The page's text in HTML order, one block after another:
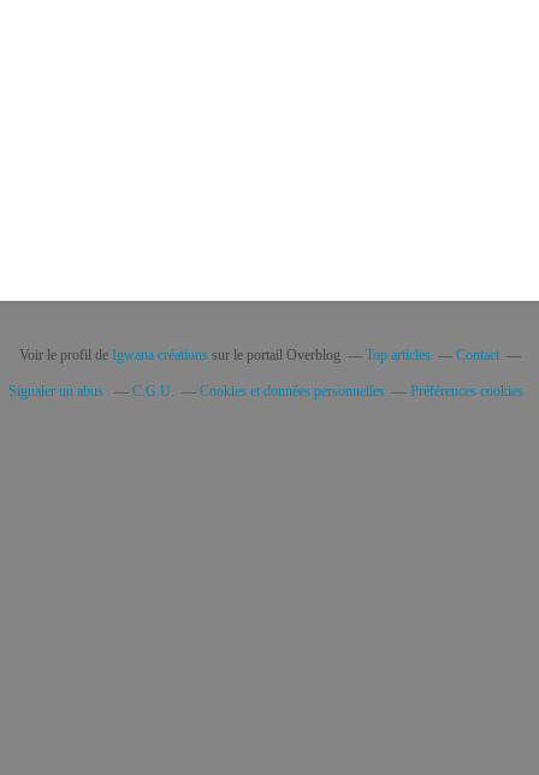
Voir le profil de Igwana créationssur le portail Overblog Top articles Contact
Signaler un abus C.G.U. Cookies et données personnelles Préférences cookies